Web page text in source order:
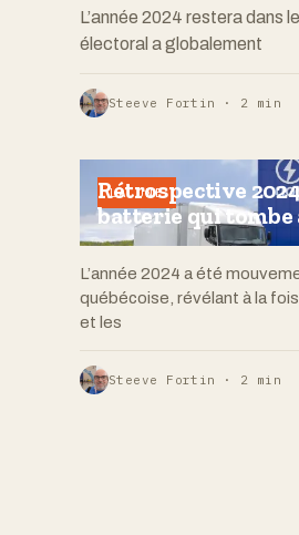
L’année 2024 restera dans
électoral a globalement
Steeve Fortin · 2 min
LA UNE
Rétrospective
batterie qui tombe
L’année 2024 a été
québécoise, révélant à la
et les
Steeve Fortin · 2 min